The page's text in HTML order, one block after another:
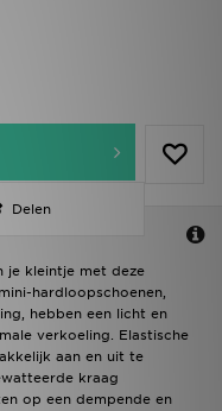
Delen
je kleintje met deze
hardloopschoenen,
hebben een licht en
verkoeling. Elastische
aan en uit te
kraag
op een dempende en